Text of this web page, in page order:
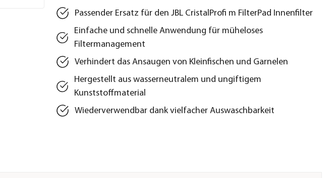
Passender Ersatz für den JBL CristalProfi m FilterPad Innenfilter
Einfache und schnelle Anwendung für müheloses
Filtermanagement
Verhindert das Ansaugen von Kleinfischen und Garnelen
Hergestellt aus wasserneutralem und ungiftigem
Kunststoffmaterial
Wiederverwendbar dank vielfacher Auswaschbarkeit